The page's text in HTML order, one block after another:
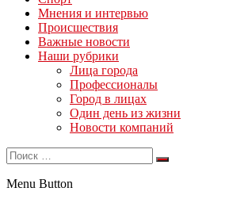
Мнения и интервью
Происшествия
Важные новости
Наши рубрики
Лица города
Профессионалы
Город в лицах
Один день из жизни
Новости компаний
Menu Button